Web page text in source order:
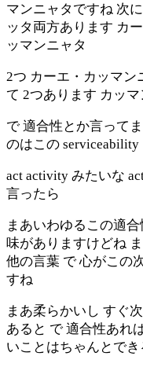
マンニャタですね 次
ッタ両方あります カ
ッマンニャタ
2つ カーエ・カッマン
て 2つあります カッ
で 適合性とか言って
のはこの serviceability
act activity みたいな
言ったら
まあいわゆるこの適
味がありますけどね
他の言葉 で 心がこの
すね
まあ柔らかいし すぐ
あると で 適合性あれ
いことはちゃんとで